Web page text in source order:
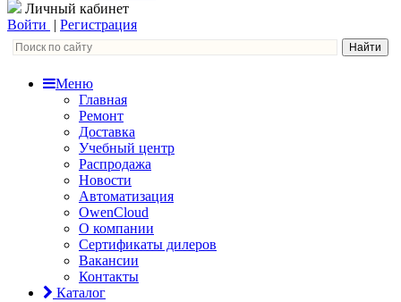
Личный кабинет
Войти | Регистрация
Меню
Главная
Ремонт
Доставка
Учебный центр
Распродажа
Новости
Автоматизация
OwenCloud
О компании
Сертификаты дилеров
Вакансии
Контакты
Каталог